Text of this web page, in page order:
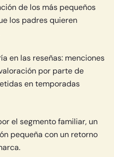
de los más pequeños
los padres quieren
en las reseñas: menciones
por parte de
en temporadas
el segmento familiar, un
pequeña con un retorno